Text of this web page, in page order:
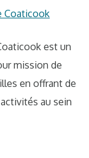
Coaticook
est un
mission de
en offrant de
au sein